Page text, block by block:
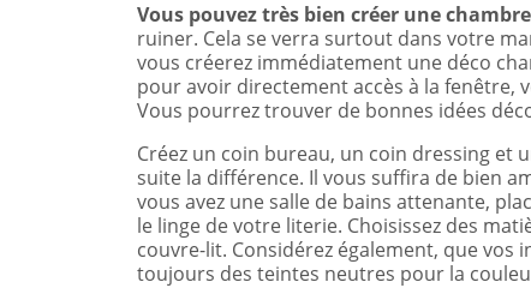
Vous pouvez très bien créer une
ruiner. Cela se verra surtout dans votre
vous créerez immédiatement une déco
pour avoir directement accès à la fenêtre,
Vous pourrez trouver de bonnes idées
Créez un coin bureau, un coin dressing et
suite la différence. Il vous suffira de bien
vous avez une salle de bains attenante,
le linge de votre literie. Choisissez des
couvre-lit. Considérez également, que vos
toujours des teintes neutres pour la